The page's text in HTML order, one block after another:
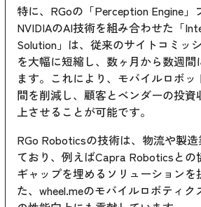
特に、RGoの「Perception Engine」
NVIDIAのAI技術を組み合わせた「
Solution」は、従来のサイトコミッ
を大幅に短縮し、数ヶ月から数週間
ます。これにより、モバイルロボ
間を削減し、顧客とベンダーの投資
上させることが可能です。
RGo Roboticsの技術は、物流や製
ており、例えばCapra Roboticsとの
ギャップを埋めるソリューションを
た、wheel.meのモバイルロボティ